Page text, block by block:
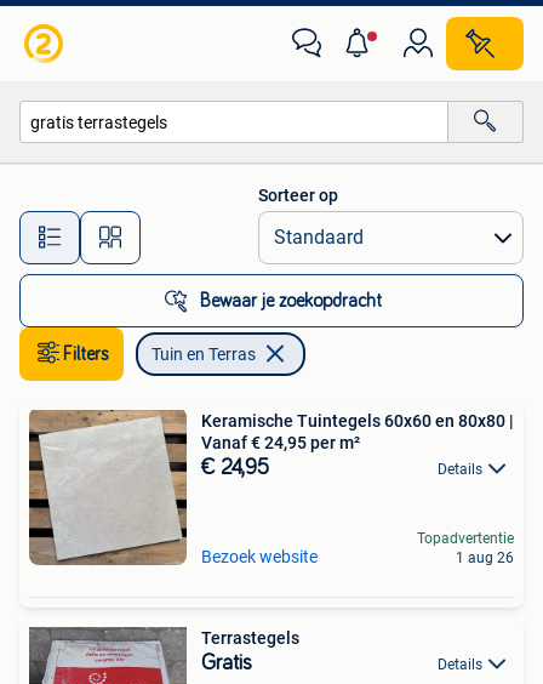
Alle afstanden…
Sorteer op
Bewaar je zoekopdracht
Filters Tuin en Terras
Keramische Tuintegels 60x60 en 80x80 |
Vanaf € 24,95 per m²
€ 24,95 Details
Bezoek website
Topadvertentie
1 aug 26
Terrastegels
Gratis Details